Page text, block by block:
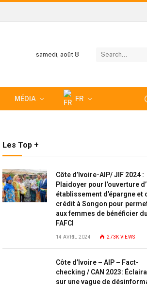
samedi, août 8
MÉDIA FR
Les Top +
Côte d’Ivoire-AIP/ JIF 2024 :
Plaidoyer pour l’ouverture
établissement d’épargne et
crédit à Songon pour
aux femmes de bénéficier du
FAFCI
14 AVRIL 2024 273K VIEWS
Côte d’Ivoire – AIP – Fact-
checking / CAN 2023:
sur une vague de